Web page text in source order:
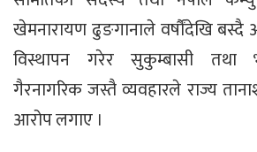
खेमनारायण ढुङगानाले वर्षौंदेखि
विस्थापन गरेर सुकुम्बासी तथा
गैरनागरिक जस्तै व्यवहारले राज्य
आरोप लगाए ।